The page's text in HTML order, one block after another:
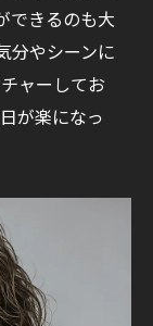
できるのも大
分やシーンに
ャーしてお
が楽になっ